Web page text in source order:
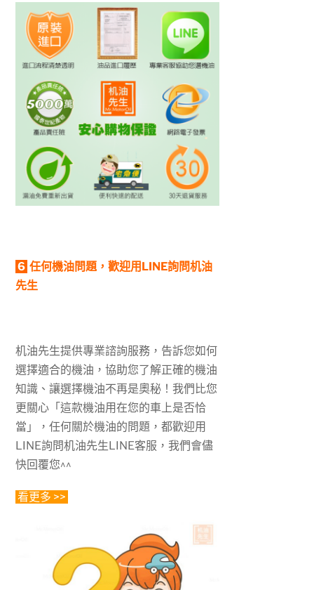
6 任何機油問題，歡迎用LINE詢問机油
先生
机油先生提供專業諮詢服務，告訴您如何
選擇適合的機油，協助您了解正確的機油
知識、讓選擇機油不再是奧秘！我們比您
更關心「這款機油用在您的車上是否恰
當」，任何關於機油的問題，都歡迎用
LINE詢問机油先生LINE客服，我們會儘
快回覆您^^
看更多 >>